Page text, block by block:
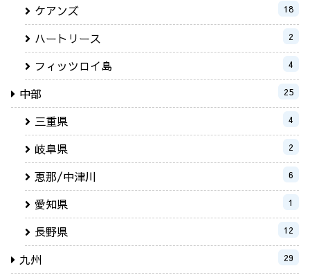
ケアンズ 18
ハートリース 2
フィッツロイ島 4
中部 25
三重県 4
岐阜県 2
恵那/中津川 6
愛知県 1
長野県 12
九州 29